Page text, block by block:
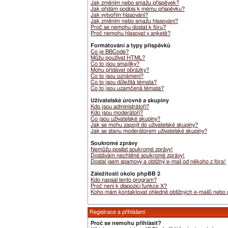
Jak změním nebo smažu příspěvek?
Jak přidám podpis k mému příspěvku?
Jak vytvořím hlasování?
Jak změním nebo smažu hlasování?
Proč se nemohu dostat k fóru?
Proč nemohu hlasovat v anketě?
Formátování a typy příspěvků
Co je BBCode?
Můžu používat HTML?
Co to jsou smajlíky?
Mohu přidávat obrázky?
Co to jsou oznámení?
Co to jsou důležitá témata?
Co to jsou uzamčená témata?
Uživatelské úrovně a skupiny
Kdo jsou administrátoři?
Kdo jsou moderátoři?
Co jsou uživatelské skupiny?
Jak se mohu zapojit do uživatelské skupiny?
Jak se stanu moderátorem uživatelské skupiny?
Soukromé zprávy
Nemůžu posílat soukromé zprávy!
Dostávám nechtěné soukromé zprávy!
Dostal jsem spamový a obtížný e-mail od někoho z fóra!
Záležitosti okolo phpBB 2
Kdo napsal tento program?
Proč není k dispozici funkce X?
Koho mám kontaktovat ohledně obtížných e-mailů nebo
Registrace a přihlášení
Proč se nemohu přihlásit?